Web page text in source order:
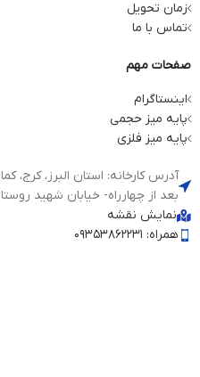
زمان تحویل
تماس با ما
صفحات مهم
اینستاگرام
پایه میز حجمی
پایه میز فلزی
بعد از چهارراه- خیابان شهید
نمایش نقشه
همراه: 09353862231